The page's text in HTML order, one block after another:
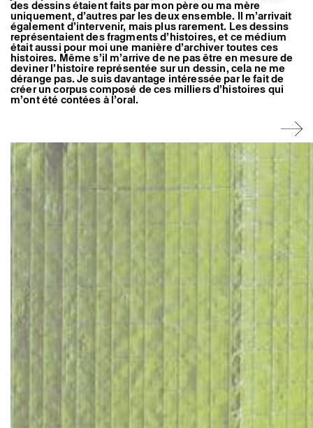
des dessins étaient faits par mon père ou ma mère
uniquement, d’autres par les deux ensemble. Il m’arrivait
également d’intervenir, mais plus rarement. Les dessins
représentaient des fragments d’histoires, et ce médium
était aussi pour moi une manière d’archiver toutes ces
histoires. Même s’il m’arrive de ne pas être en mesure de
deviner l’histoire représentée sur un dessin, cela ne me
dérange pas. Je suis davantage intéressée par le fait de
créer un corpus composé de ces milliers d’histoires qui
m’ont été contées à l’oral.